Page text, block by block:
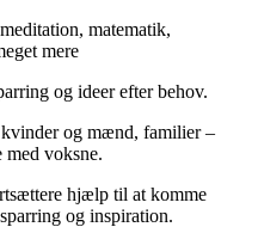
matematik,
mere
og ideer efter behov.
og mænd, familier –
voksne.
hjælp til at komme
og inspiration.